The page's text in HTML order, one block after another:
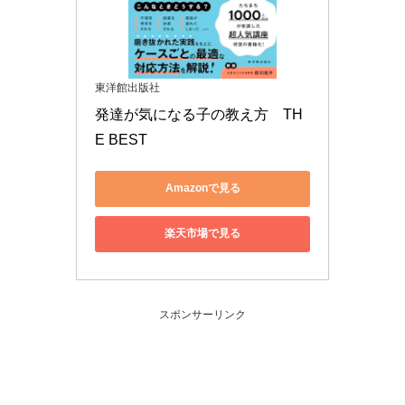
東洋館出版社
発達が気になる子の教え方　TH
E BEST
Amazonで見る
楽天市場で見る
スポンサーリンク